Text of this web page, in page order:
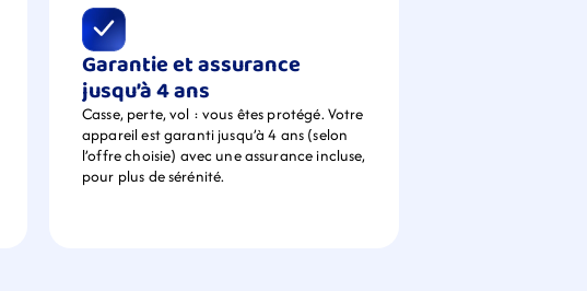
Garantie et assurance
jusqu’à 4 ans
Casse, perte, vol : vous êtes protégé. Votre
appareil est garanti jusqu’à 4 ans (selon
l’offre choisie) avec une assurance incluse,
pour plus de sérénité.